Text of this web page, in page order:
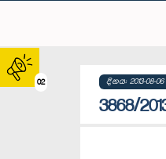
02 දිනය: 2013-08-06
3868/